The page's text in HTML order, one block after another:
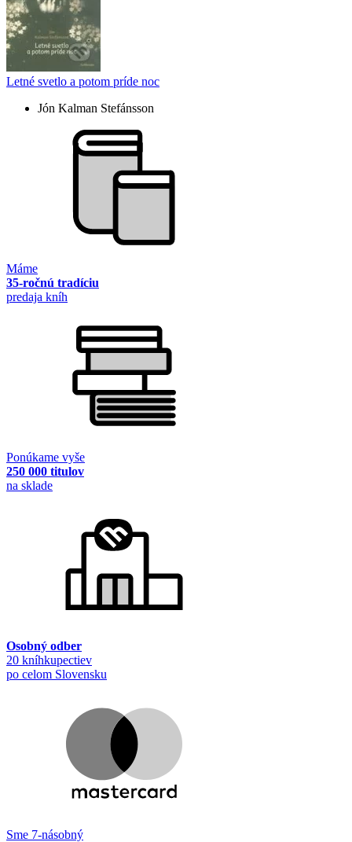
Letné svetlo a potom príde noc
Jón Kalman Stefánsson
Máme
35-ročnú tradíciu
predaja kníh
Ponúkame vyše
250 000 titulov
na sklade
Osobný odber
20 kníhkupectiev
po celom Slovensku
Sme 7-násobný